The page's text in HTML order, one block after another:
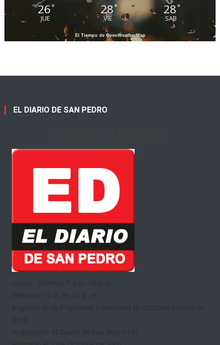
26°
JUE
28 °
VIE
28°
SAB
El Tiempo de OpenWeatherMap
EL DIARIO DE SAN PEDRO
Lunes - Viernes: 9 a.m.-16 p.m.
Sábados: 10 a. m.-13 p. m.
Registro de la Propiedad Intelectual Nº 5335348 Edición Nº
6168
Propietario: El Diario de San Pedro SRL.